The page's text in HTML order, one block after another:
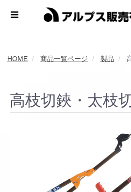
HOME 商品一覧ページ 製品
高枝切鋏・太枝